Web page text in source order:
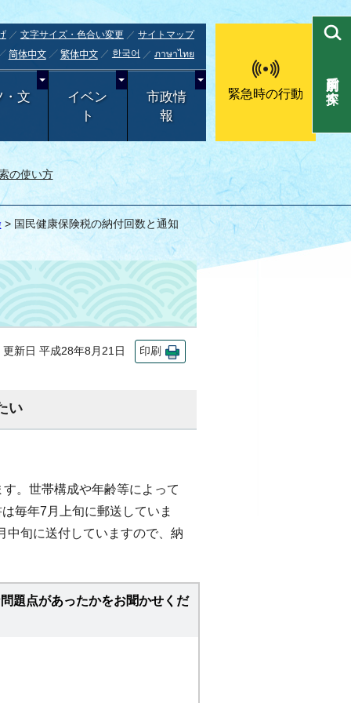
文字サイズ・色合い変更
サイトマップ
简体中文 繁体中文 한국어 ภาษาไทย
・文
イベン
ト
市政情
報
緊急時の行動
の使い方
目的別で探す
> 国民健康保険税の納付回数と通知
新日 平成28年8月21日 印刷
い
。世帯構成や年齢等によって
毎年7月上旬に郵送していま
中旬に送付していますので、納
題点があったかをお聞かせくだ